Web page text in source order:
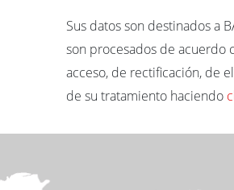
Sus datos son destinados a
son procesados ​​de acuerdo
acceso, de rectificación, de
de su tratamiento haciendo